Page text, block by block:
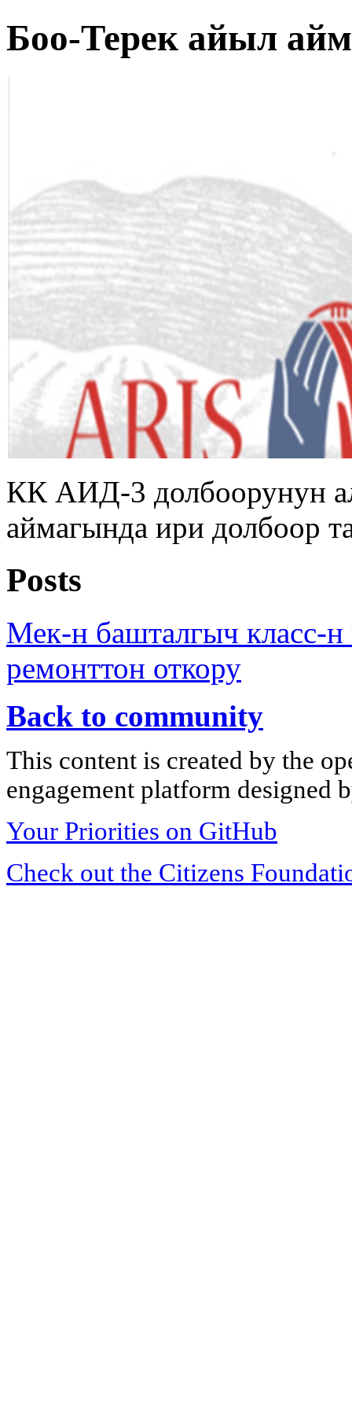
Боо-Терек айыл
КК АИД-3 долбоорунун
аймагында ири долбоор
Posts
Мек-н башталгыч клaсс-н
ремонттон откору
Back to community
This content is created by the
engagement platform designed
Your Priorities on GitHub
Check out the Citizens